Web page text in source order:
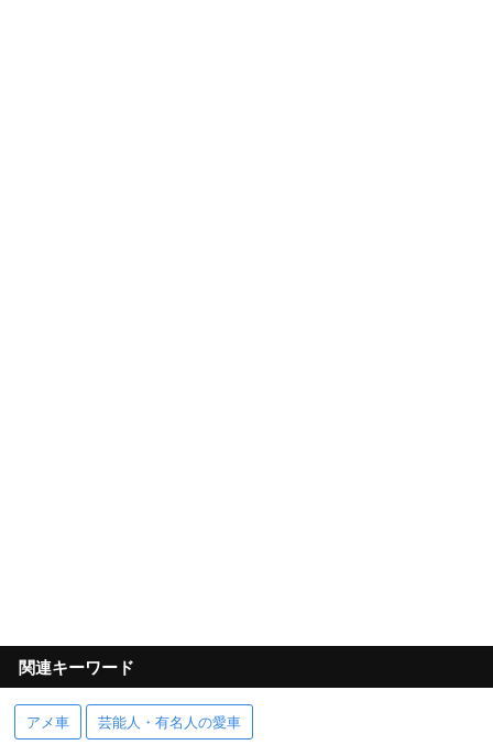
関連キーワード
アメ車 芸能人・有名人の愛車